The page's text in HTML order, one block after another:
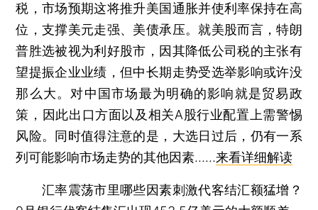
税，市场预期这将推升美国通胀并使利率保持在高
位，支撑美元走强、美债承压。就美股而言，特朗
普胜选被视为利好股市，因其降低公司税的主张有
望提振企业业绩，但中长期走势受选举影响或许没
那么大。对中国市场最为明确的影响就是贸易政
策，因此出口方面以及相关A股行业配置上需警惕
风险。同时值得注意的是，大选日过后，仍有一系
列可能影响市场走势的其他因素……来看详细解读
汇率震荡市里哪些因素刺激代客结汇额猛增？